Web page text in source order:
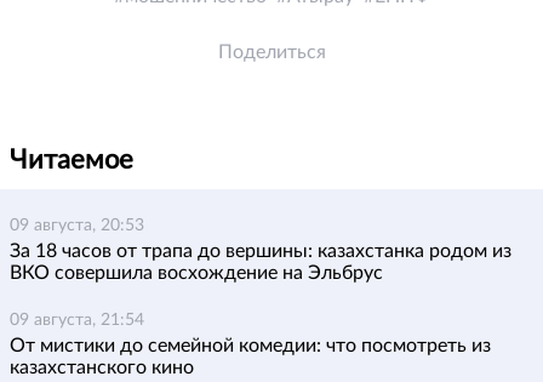
Поделиться
Читаемое
09 августа, 20:53
За 18 часов от трапа до вершины: казахстанка родом из
ВКО совершила восхождение на Эльбрус
09 августа, 21:54
От мистики до семейной комедии: что посмотреть из
казахстанского кино